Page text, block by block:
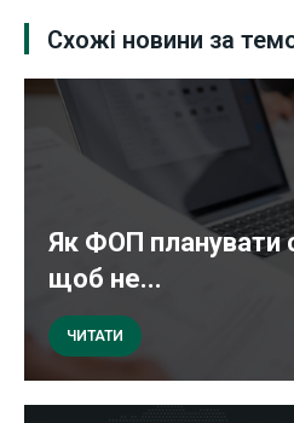
Схожі новини за
Як ФОП планувати
щоб не...
ЧИТАТИ